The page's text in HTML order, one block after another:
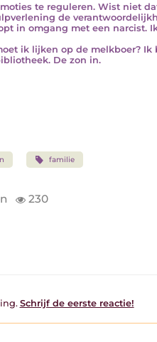
te reguleren. Wist niet
de
in omgang met een narcist.
ik lijken op de melkboer? Ik
De zon in.
familie
230
Schrijf de eerste reactie!